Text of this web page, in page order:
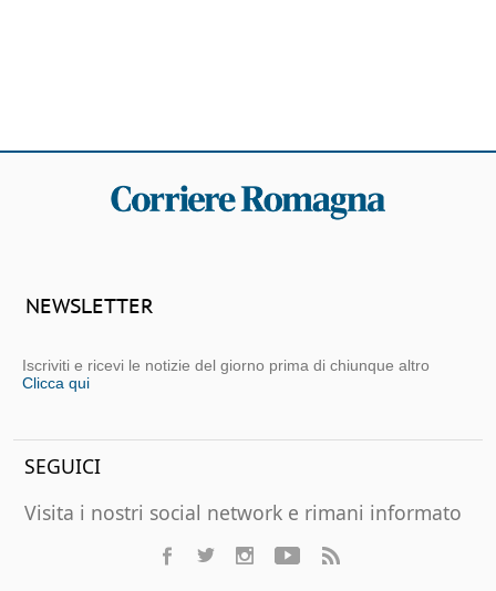
NEWSLETTER
Iscriviti e ricevi le notizie del giorno prima di chiunque altro
Clicca qui
SEGUICI
Visita i nostri social network e rimani informato